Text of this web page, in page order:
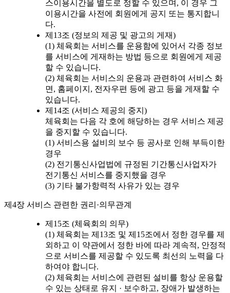
스이용시간을 별도로 정할 수 있으며, 이 경우 그
이용시간을 사전에 회원에게 공지 또는 통지합니
다.
제13조 (정보의 제공 및 광고의 게재)
(1) 체육회는 서비스를 운용함에 있어서 각종 정보
를 서비스에 게재하는 방법 등으로 회원에게 제공
할 수 있습니다.
(2) 체육회는 서비스의 운용과 관련하여 서비스 화
면, 홈페이지, 전자우편 등에 광고 등을 게재할 수
있습니다.
제14조 (서비스 제공의 중지)
체육회는 다음 각 호에 해당하는 경우 서비스 제공
을 중지할 수 있습니다.
(1) 서비스용 설비의 보수 등 공사로 인해 부득이한
경우
(2) 전기통신사업법에 규정된 기간통신사업자가
전기통신 서비스를 중지했을 경우
(3) 기타 불가항력적 사유가 있는 경우
제4장 서비스 관련한 권리·의무관계
제15조 (체육회의 의무)
(1) 체육회는 제13조 및 제15조에서 정한 경우를 제
외하고 이 약관에서 정한 바에 따라 계속적, 안정적
으로 서비스를 제공할 수 있도록 최선의 노력을 다
하여야 합니다.
(2) 체육회는 서비스에 관련된 설비를 항상 운용할
수 있는 상태로 유지 · 보수하고, 장애가 발생하는